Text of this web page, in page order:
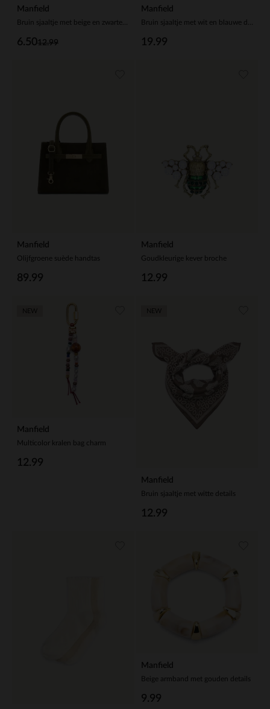
Manfield
12.99
6.50
Manfield
19.99
Manfield
Olijfgroene suède handtas
89.99
Manfield
Goudkleurige kever broche
12.99
Manfield
Multicolor kralen bag charm
12.99
Manfield
Bruin sjaaltje met witte details
12.99
Manfield
Beige armband met gouden details
9.99